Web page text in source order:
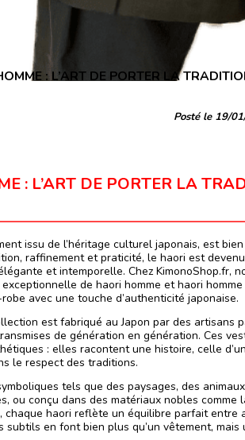
: L’ART DE PORTER LA
Posté le 19/
: L’ART DE PORTER LA
issu de l’héritage culturel japonais, est bien
raffinement et praticité, le haori est
et intemporelle. Chez KimonoShop.fr,
de haori homme et haori
avec une touche d’authenticité japonaise.
est fabriqué au Japon par des artisans
de génération en génération. Ces
: elles racontent une histoire, celle
le respect des traditions.
tels que des paysages, des
ou conçu dans des matériaux nobles comme
chaque haori reflète un équilibre parfait entre
en font bien plus qu’un vêtement, mais